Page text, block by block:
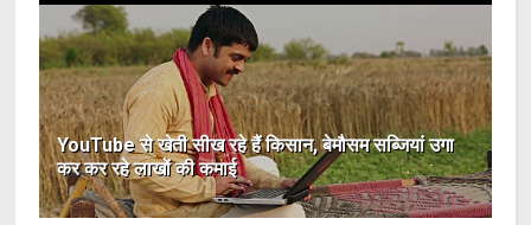
YouTube से खेती सीख रहे हैं किसान, बेमौसम सब्जियां उगा
कर कर रहे लाखों की कमाई